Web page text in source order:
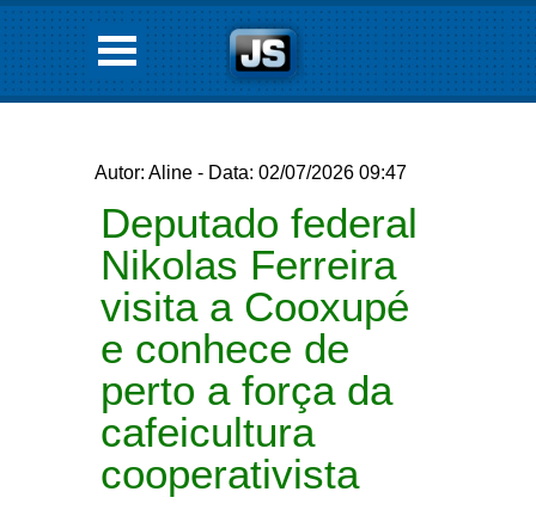
Autor: Aline - Data: 02/07/2026 09:47
Deputado federal
Nikolas Ferreira
visita a Cooxupé
e conhece de
perto a força da
cafeicultura
cooperativista